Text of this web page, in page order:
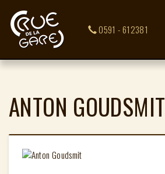
0591 - 612381
ANTON GOUDSMIT